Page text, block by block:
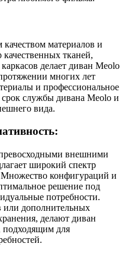
материалов и
тканей,
делает диван Meolo
многих лет
и профессиональное
службы дивана Meolo и
вида.
внешними
широкий спектр
конфигураций и
решение под
потребности.
или дополнительных
делают диван
для